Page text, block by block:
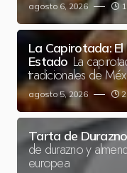
agosto 6, 2026
La Capirotada:
Estado La
tradicionales de
agosto 5, 2026
Tarta de
de durazno y
europea